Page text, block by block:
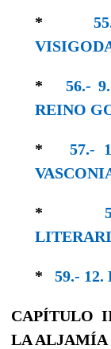
*
* 56.-
REINO
* 57.-
*
* 59.-
CAPÍTULO
LA ALJAMÍA